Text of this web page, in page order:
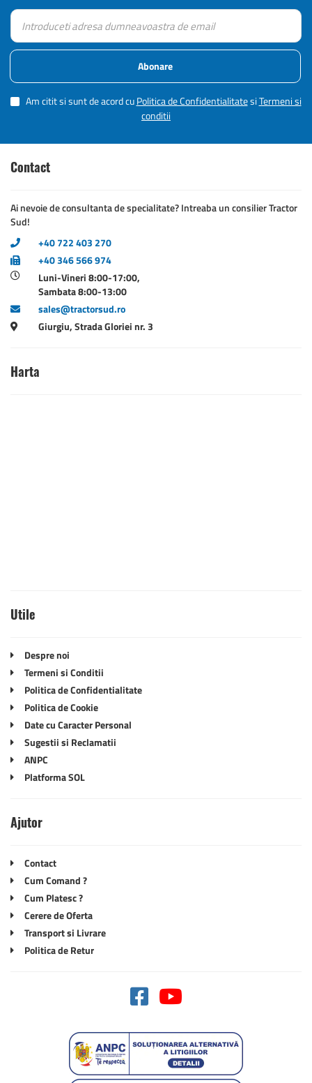
Abonare
Am citit si sunt de acord cuPolitica de ConfidentialitatesiTermeni si
conditii
Contact
Ai nevoie de consultanta de specialitate? Intreaba un consilier Tractor
Sud!
+40 722 403 270
+40 346 566 974
Luni-Vineri 8:00-17:00,
Sambata 8:00-13:00
sales@tractorsud.ro
Giurgiu, Strada Gloriei nr. 3
Harta
Utile
Despre noi
Termeni si Conditii
Politica de Confidentialitate
Politica de Cookie
Date cu Caracter Personal
Sugestii si Reclamatii
ANPC
Platforma SOL
Ajutor
Contact
Cum Comand ?
Cum Platesc ?
Cerere de Oferta
Transport si Livrare
Politica de Retur